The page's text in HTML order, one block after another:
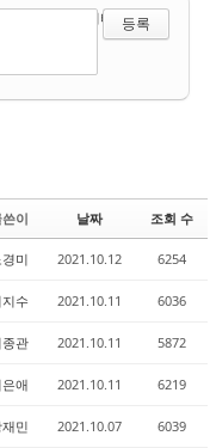
에디터 선택하기
이 날짜 조회 수
경미 2021.10.12 6254
지수 2021.10.11 6036
종관 2021.10.11 5872
은애 2021.10.11 6219
민 2021.10.07 6039